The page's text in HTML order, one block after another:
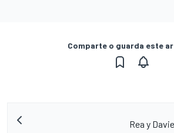
Comparte o guarda este
Rea y